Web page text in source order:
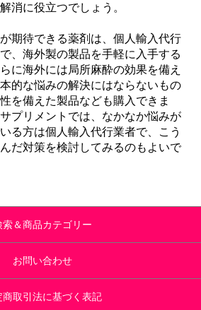
消に役立つでしょう。
期待できる薬剤は、個人輸入代行
、海外製の製品を手軽に入手する
に海外には局所麻酔の効果を備え
的な悩みの解決にはならないもの
を備えた製品なども購入できま
プリメントでは、なかなか悩みが
る方は個人輸入代行業者で、こう
だ対策を検討してみるのもよいで
索＆商品カテゴリー
お問い合わせ
商取引法に基づく表記